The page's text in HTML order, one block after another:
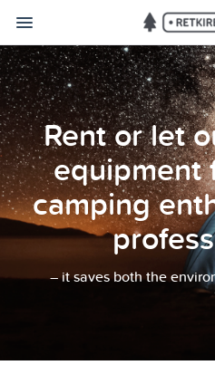
Rent or let
equipment
camping
– it saves both the